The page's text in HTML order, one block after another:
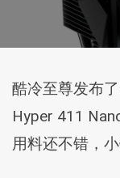
酷冷至尊发布
Hyper 411
用料还不错，小